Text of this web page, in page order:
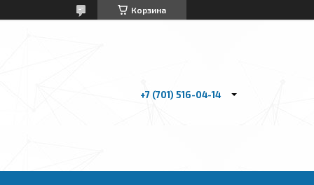
Корзина
+7 (701) 516-04-14